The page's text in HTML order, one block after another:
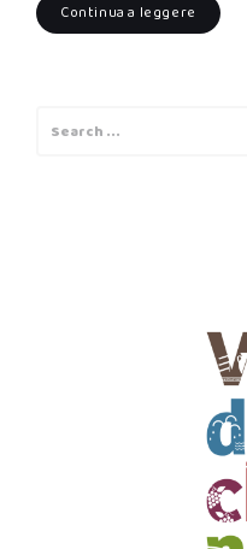
Continua a leggere
for: